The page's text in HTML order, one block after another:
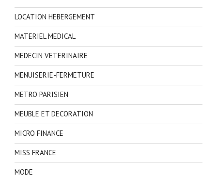
LOCATION HEBERGEMENT
MATERIEL MEDICAL
MEDECIN VETERINAIRE
MENUISERIE-FERMETURE
METRO PARISIEN
MEUBLE ET DECORATION
MICRO FINANCE
MISS FRANCE
MODE